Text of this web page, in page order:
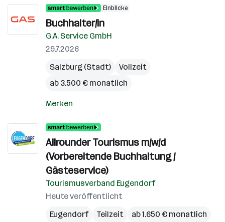
Einblicke
Buchhalter/in
G.A. Service GmbH
29.7.2026
Salzburg (Stadt)
Vollzeit
ab 3.500 € monatlich
Merken
Allrounder Tourismus m/w/d
(Vorbereitende Buchhaltung /
Gästeservice)
Tourismusverband Eugendorf
Heute veröffentlicht
Eugendorf
Teilzeit ab 1.650 € monatlich